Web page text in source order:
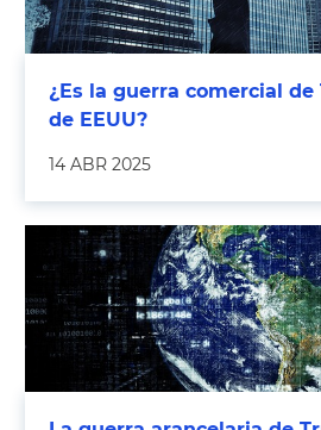
¿Es la guerra comercial
de EEUU?
14 ABR 2025